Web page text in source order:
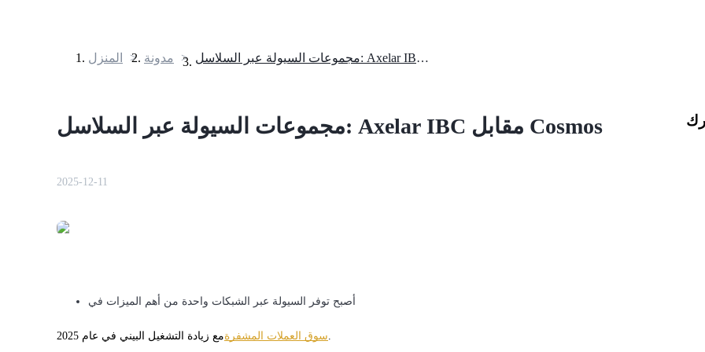
المنزل > مدونة > مجموعات السيولة عبر السلاسل: Axelar IBC مقابل Cosmos
مجموعات السيولة عبر السلاسل: Axelar IBC مقابل Cosmos
2025-12-11
أصبح توفر السيولة عبر الشبكات واحدة من أهم الميزات في
سوق العملات المشفرة